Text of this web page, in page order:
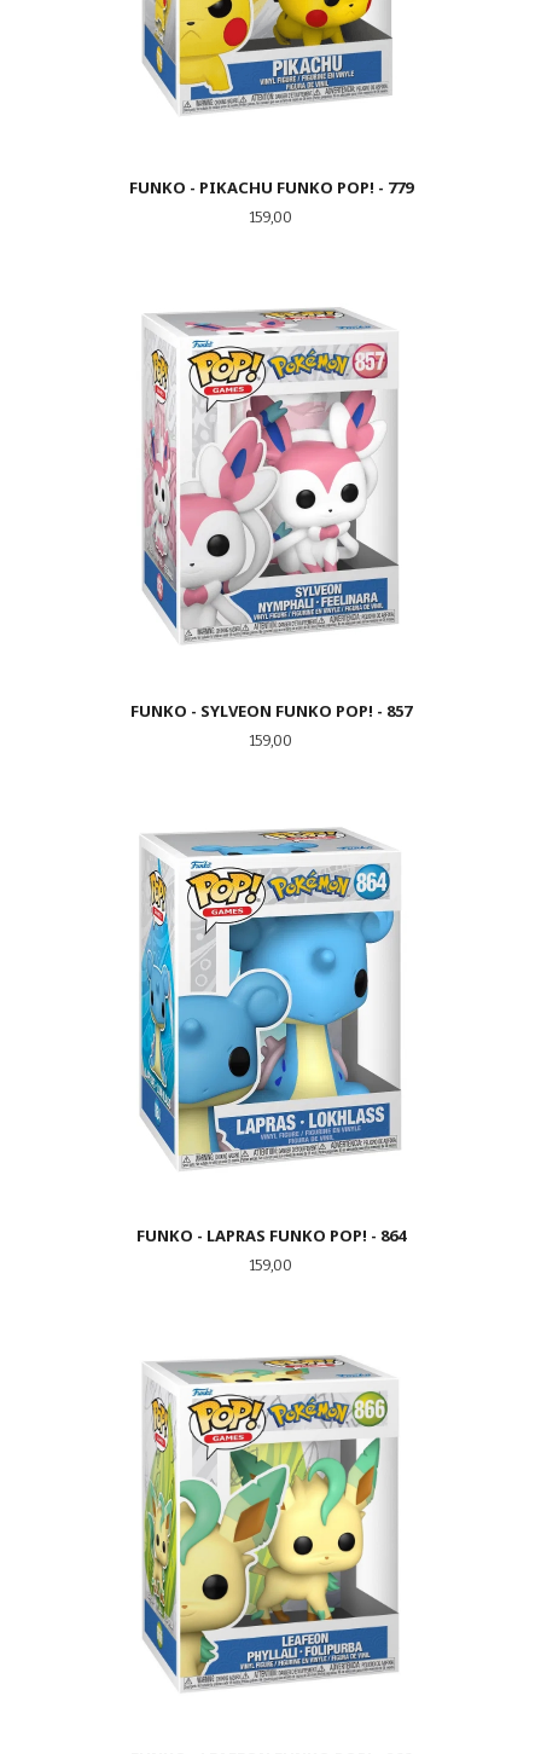
FUNKO - PIKACHU FUNKO POP! - 779
Pris
159,00
FUNKO - SYLVEON FUNKO POP! - 857
Pris
159,00
FUNKO - LAPRAS FUNKO POP! - 864
Pris
159,00